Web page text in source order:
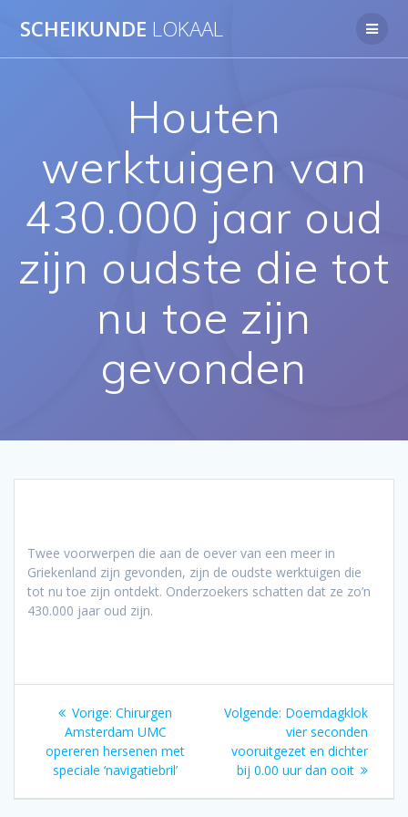
naar
SCHEIKUNDE LOKAAL
Houten
werktuigen van
430.000 jaar oud
zijn oudste die tot
nu toe zijn
gevonden
Twee voorwerpen die aan de oever van een meer in
Griekenland zijn gevonden, zijn de oudste werktuigen die
tot nu toe zijn ontdekt. Onderzoekers schatten dat ze zo’n
430.000 jaar oud zijn.
Bericht
navigatie
Vorige: Vorig
bericht:
Chirurgen
Amsterdam UMC
opereren hersenen met
speciale ‘navigatiebril’
Volgende: Volgend
bericht:
Doemdagklok
vier seconden
vooruitgezet en dichter
bij 0.00 uur dan ooit